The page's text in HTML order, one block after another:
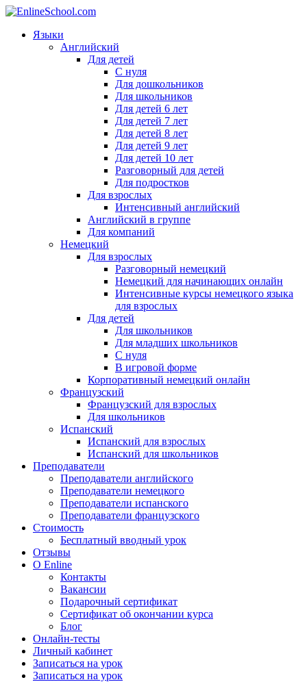
Языки
Английский
Для детей
С нуля
Для дошкольников
Для школьников
Для детей 6 лет
Для детей 7 лет
Для детей 8 лет
Для детей 9 лет
Для детей 10 лет
Разговорный для детей
Для подростков
Для взрослых
Интенсивный английский
Английский в группе
Для компаний
Немецкий
Для взрослых
Разговорный немецкий
Немецкий для начинающих онлайн
Интенсивные курсы немецкого языка
для взрослых
Для детей
Для школьников
Для младших школьников
С нуля
В игровой форме
Корпоративный немецкий онлайн
Французский
Французский для взрослых
Для школьников
Испанский
Испанский для взрослых
Испанский для школьников
Преподаватели
Преподаватели английского
Преподаватели немецкого
Преподаватели испанского
Преподаватели французского
Стоимость
Бесплатный вводный урок
Отзывы
О Enline
Контакты
Вакансии
Подарочный сертификат
Сертификат об окончании курса
Блог
Онлайн-тесты
Личный кабинет
Записаться на урок
Записаться на урок